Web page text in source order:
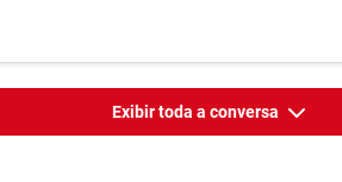
Exibir toda a conversa